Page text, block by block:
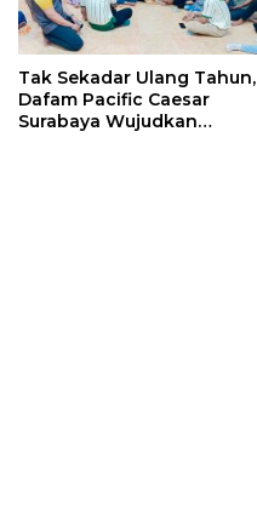
Tak Sekadar Ulang Tahun,
Dafam Pacific Caesar
Surabaya Wujudkan